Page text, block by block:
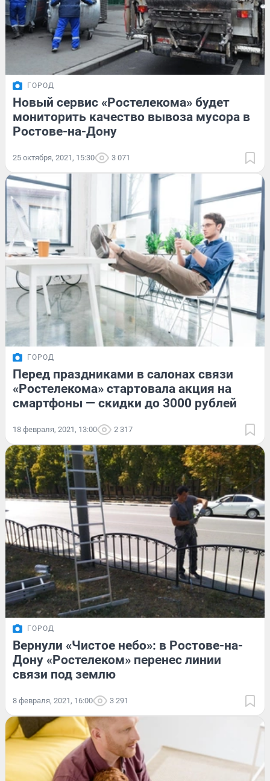
ГОРОД
Новый сервис «Ростелекома» будет
мониторить качество вывоза мусора в
Ростове-на-Дону
25 октября, 2021, 15:30 3 071
ГОРОД
Перед праздниками в салонах связи
«Ростелекома» стартовала акция на
смартфоны — скидки до 3000 рублей
18 февраля, 2021, 13:00 2 317
ГОРОД
Вернули «Чистое небо»: в Ростове-на-
Дону «Ростелеком» перенес линии
связи под землю
8 февраля, 2021, 16:00 3 291